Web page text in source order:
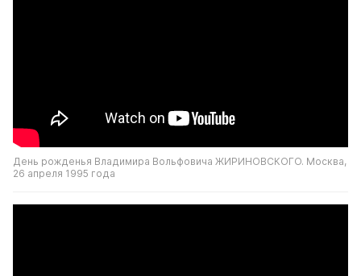
День рожденья Владимира Вольфовича ЖИРИНОВСКОГО. Москва,
26 апреля 1995 года